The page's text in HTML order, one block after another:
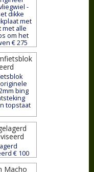
-
dikke
met
met alle
om het
€ 275
bing
topstaat
€ 100